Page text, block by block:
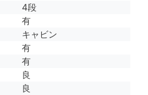
4段
有
キャビン
有
有
良
良